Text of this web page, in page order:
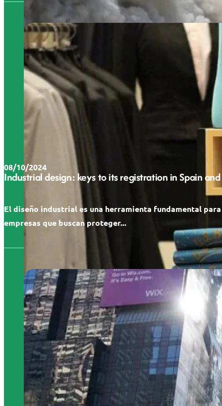
08/10/2024
Industrial design: keys to its registration in Spain and
El diseño industrial es una herramienta fundamental
empresas que buscan proteger...